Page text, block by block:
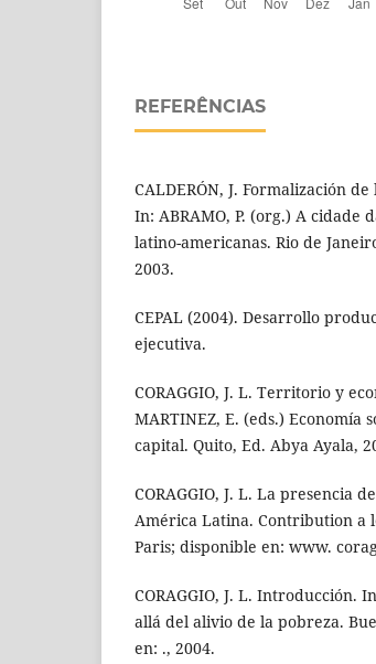
REFERÊNCIAS
CALDERÓN, J. Formalización
In: ABRAMO, P. (org.) A cidade
latino-americanas. Rio de
2003.
CEPAL (2004). Desarrollo
ejecutiva.
CORAGGIO, J. L. Territorio y
MARTINEZ, E. (eds.)
capital. Quito, Ed. Abya Ayala,
CORAGGIO, J. L. La presencia
América Latina. Contribution a
Paris; disponible en: www.
CORAGGIO, J. L. Introducción.
allá del alivio de la pobreza.
en: ., 2004.